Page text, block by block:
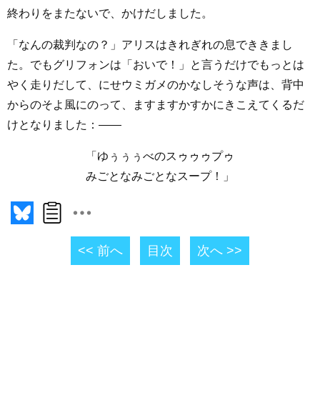
終わりをまたないで、かけだしました。
「なんの裁判なの？」アリスはきれぎれの息でききまし
た。でもグリフォンは「おいで！」と言うだけでもっとは
やく走りだして、にせウミガメのかなしそうな声は、背中
からのそよ風にのって、ますますかすかにきこえてくるだ
けとなりました：――
「ゆぅぅぅべのスゥゥゥプゥ
みごとなみごとなスープ！」
<< 前へ 目次 次へ >>